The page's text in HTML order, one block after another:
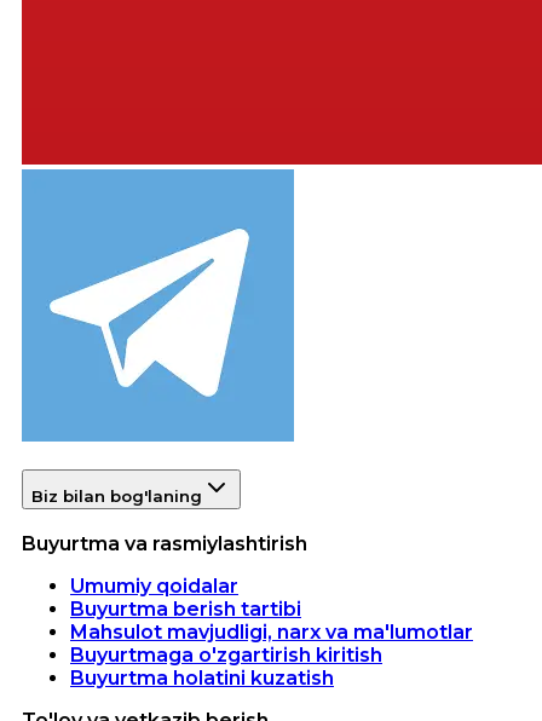
Biz bilan bog'laning
Buyurtma va rasmiylashtirish
Umumiy qoidalar
Buyurtma berish tartibi
Mahsulot mavjudligi, narx va ma'lumotlar
Buyurtmaga o'zgartirish kiritish
Buyurtma holatini kuzatish